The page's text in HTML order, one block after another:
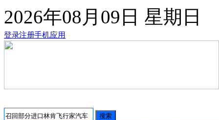
2026年08月09日 星期日
登录注册手机应用
搜索